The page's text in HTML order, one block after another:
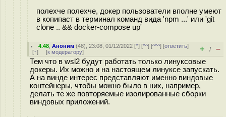
полехче полехче, докер пользователи вполне умеют
в копипаст в терминал команд вида 'npm ...' или 'git
clone .. && docker-compose up'
4.48 ,Аноним (48), 23:08, 01/12/2022 [^] [^^] [^^^] [ответить]
[↑] [к модератору] + / –
Тем что в wsl2 будут работать только линуксовые
докеры. Их можно и на настоящем линуксе запускать.
А на винде интерес представляют именно виндовые
контейнеры, чтобы можно было в них, например,
делать те же повторяемые изолированные сборки
виндовых приложений.